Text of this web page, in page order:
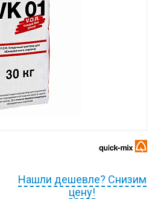
Нашли дешевле? Снизим
цену!